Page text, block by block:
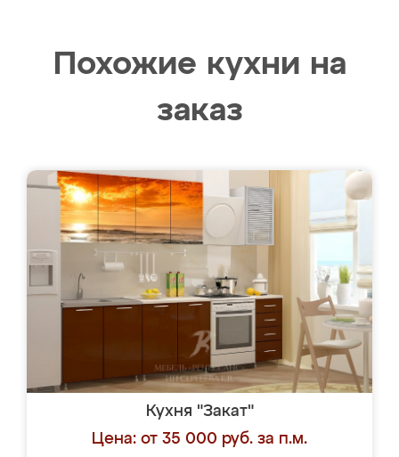
Похожие кухни на
заказ
Кухня "Закат"
Цена: от 35 000 руб. за п.м.